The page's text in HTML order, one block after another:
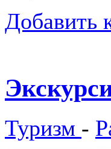
Добавить
Туризм -